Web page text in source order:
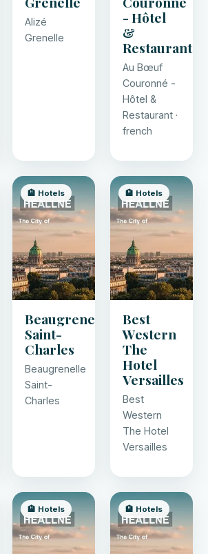
Alizé
Grenelle
- Hôtel
&
Restaurant
Au Bœuf
Couronné -
Hôtel &
Restaurant ·
french
🏨 Hotels
Beaugrenelle
Saint-
Charles
Beaugrenelle
Saint-
Charles
🏨 Hotels
Best
Western
The
Hotel
Versailles
Best
Western
The Hotel
Versailles
🏨 Hotels 🏨 Hotels